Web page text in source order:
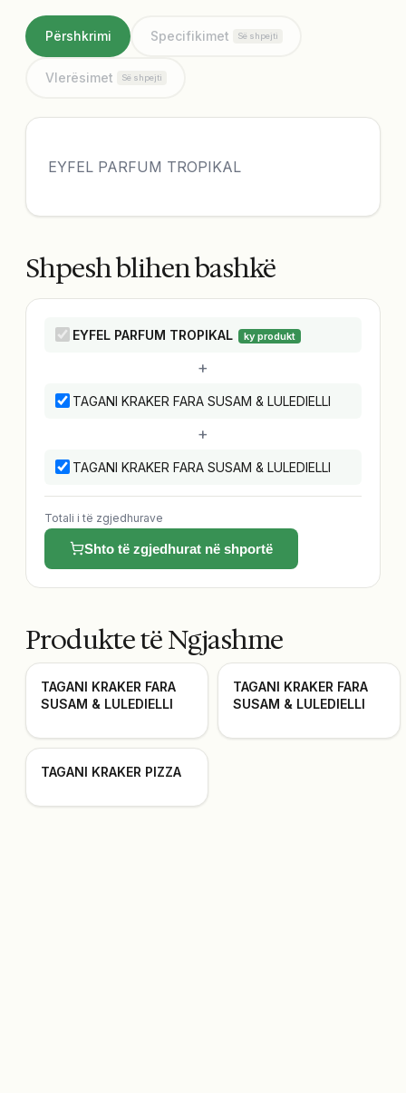
Përshkrimi Specifikimet Së shpejti
Vlerësimet Së shpejti
EYFEL PARFUM TROPIKAL
Shpesh blihen bashkë
EYFEL PARFUM TROPIKAL ky produkt
+
TAGANI KRAKER FARA SUSAM & LULEDIELLI
+
TAGANI KRAKER FARA SUSAM & LULEDIELLI
Totali i të zgjedhurave
Shto të zgjedhurat në shportë
Produkte të Ngjashme
TAGANI KRAKER FARA
SUSAM & LULEDIELLI
TAGANI KRAKER FARA
SUSAM & LULEDIELLI
TAGANI KRAKER PIZZA